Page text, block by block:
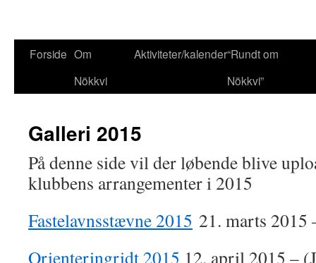
Forside Om
Nökkvi
Aktiviteter/kalender“Rundt om
Nökkvi”
Galleri 2015
På denne side vil der løbende blive
klubbens arrangementer i 2015
Fastelavnsstævne 2015 21. marts 2015
Orienteringridt 2015 12. april 2015 –